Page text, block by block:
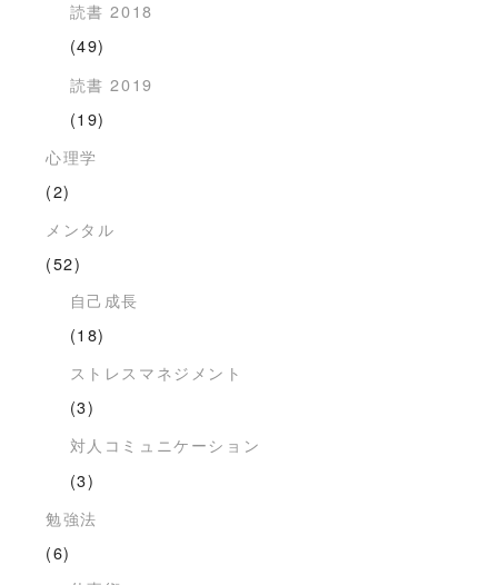
読書 2018
(49)
読書 2019
(19)
心理学
(2)
メンタル
(52)
自己成長
(18)
ストレスマネジメント
(3)
対人コミュニケーション
(3)
勉強法
(6)